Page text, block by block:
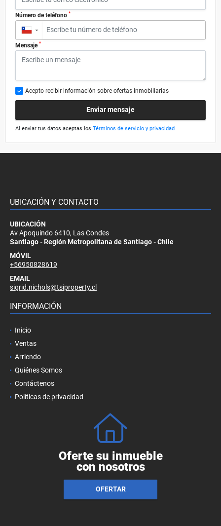
Número de teléfono *
▼
Mensaje *
Acepto recibir información sobre ofertas inmobiliarias
Enviar mensaje
Al enviar tus datos aceptas los Términos de servicio y privacidad
UBICACIÓN Y CONTACTO
UBICACIÓN
Av Apoquindo 6410, Las Condes
Santiago - Región Metropolitana de Santiago - Chile
MÓVIL
+56950828619
EMAIL
sigrid.nichols@tsiproperty.cl
INFORMACIÓN
Inicio
Ventas
Arriendo
Quiénes Somos
Contáctenos
Políticas de privacidad
Oferte su inmueble
con nosotros
OFERTAR